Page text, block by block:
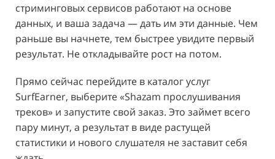
стриминговых сервисов работают на основе
данных, и ваша задача — дать им эти данные. Чем
раньше вы начнете, тем быстрее увидите первый
результат. Не откладывайте рост на потом.
Прямо сейчас перейдите в каталог услуг
SurfEarner, выберите «Shazam прослушивания
треков» и запустите свой заказ. Это займет всего
пару минут, а результат в виде растущей
статистики и нового слушателя не заставит себя